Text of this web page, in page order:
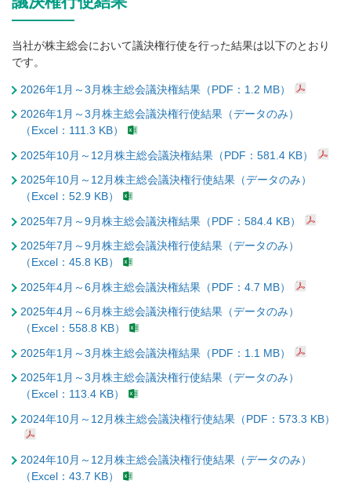
当社が株主総会において議決権行使を行った結果は以下のとおり
です。
2026年1月～3月株主総会議決権結果（PDF：1.2 MB）
2026年1月～3月株主総会議決権行使結果（データのみ）
（Excel：111.3 KB）
2025年10月～12月株主総会議決権結果（PDF：581.4 KB）
2025年10月～12月株主総会議決権行使結果（データのみ）
（Excel：52.9 KB）
2025年7月～9月株主総会議決権結果（PDF：584.4 KB）
2025年7月～9月株主総会議決権行使結果（データのみ）
（Excel：45.8 KB）
2025年4月～6月株主総会議決権結果（PDF：4.7 MB）
2025年4月～6月株主総会議決権行使結果（データのみ）
（Excel：558.8 KB）
2025年1月～3月株主総会議決権結果（PDF：1.1 MB）
2025年1月～3月株主総会議決権行使結果（データのみ）
（Excel：113.4 KB）
2024年10月～12月株主総会議決権行使結果（PDF：573.3 KB）
2024年10月～12月株主総会議決権行使結果（データのみ）
（Excel：43.7 KB）